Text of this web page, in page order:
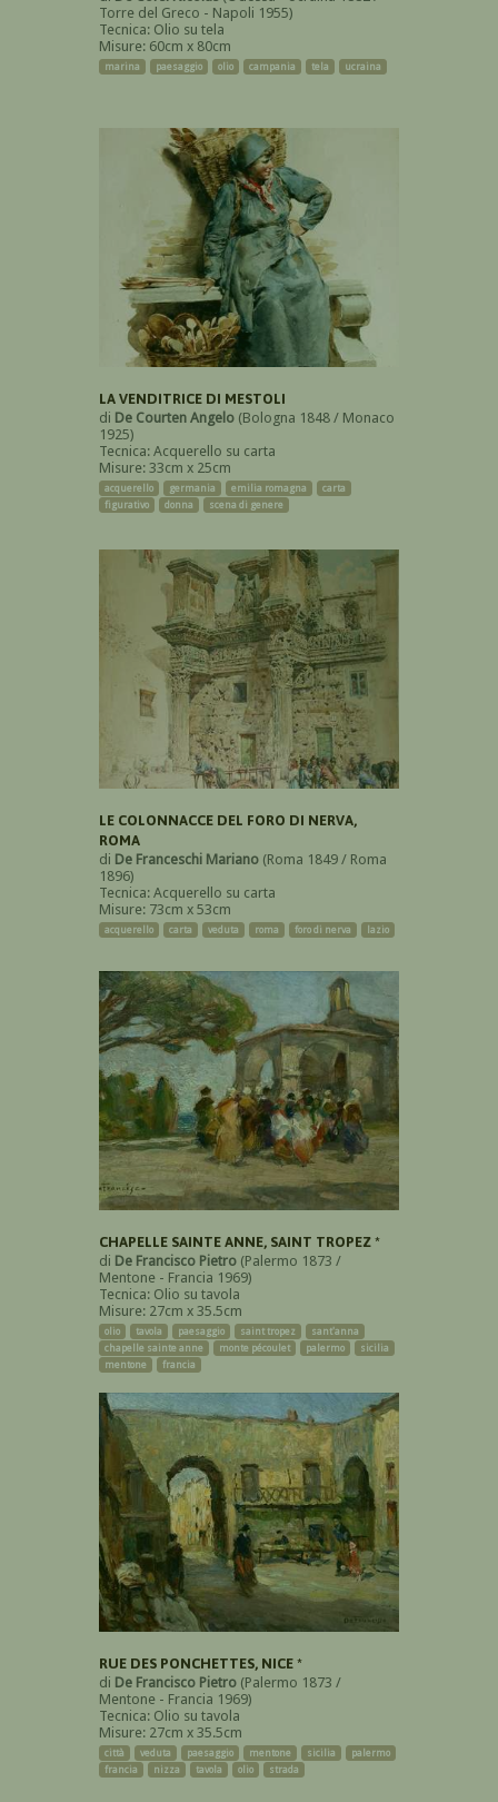
Torre del Greco - Napoli 1955)
Tecnica: Olio su tela
Misure: 60cm x 80cm
marina paesaggio olio campania tela ucraina
LA VENDITRICE DI MESTOLI
di De Courten Angelo (Bologna 1848 / Monaco
1925)
Tecnica: Acquerello su carta
Misure: 33cm x 25cm
acquerello germania emilia romagna
carta
figurativo
donna scena di genere
LE COLONNACCE DEL FORO DI NERVA,
ROMA
di De Franceschi Mariano (Roma 1849 / Roma
1896)
Tecnica: Acquerello su carta
Misure: 73cm x 53cm
acquerello carta veduta roma foro di nerva lazio
CHAPELLE SAINTE ANNE, SAINT TROPEZ *
di De Francisco Pietro (Palermo 1873 /
Mentone - Francia 1969)
Tecnica: Olio su tavola
Misure: 27cm x 35.5cm
olio tavola paesaggio saint tropez
sant'anna
chapelle sainte anne
monte pécoulet palermo
sicilia
mentone
francia
RUE DES PONCHETTES, NICE *
di De Francisco Pietro (Palermo 1873 /
Mentone - Francia 1969)
Tecnica: Olio su tavola
Misure: 27cm x 35.5cm
città veduta paesaggio mentone sicilia
palermo
francia
nizza tavola olio strada